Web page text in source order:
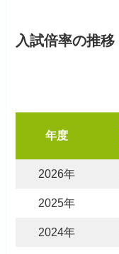
入試倍率の推移
年度
2026年
2025年
2024年